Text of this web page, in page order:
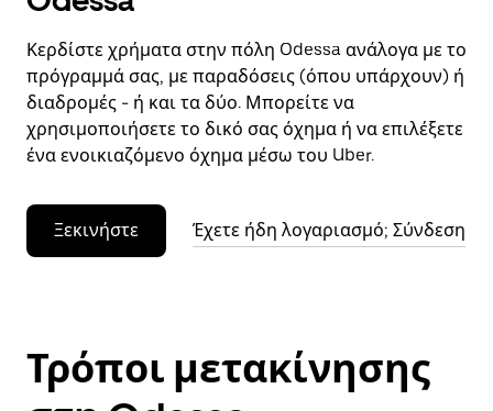
Κερδίστε χρήματα στην πόλη Odessa ανάλογα με το
πρόγραμμά σας, με παραδόσεις (όπου υπάρχουν) ή
διαδρομές - ή και τα δύο. Μπορείτε να
χρησιμοποιήσετε το δικό σας όχημα ή να επιλέξετε
ένα ενοικιαζόμενο όχημα μέσω του Uber.
Ξεκινήστε Έχετε ήδη λογαριασμό; Σύνδεση
Τρόποι μετακίνησης